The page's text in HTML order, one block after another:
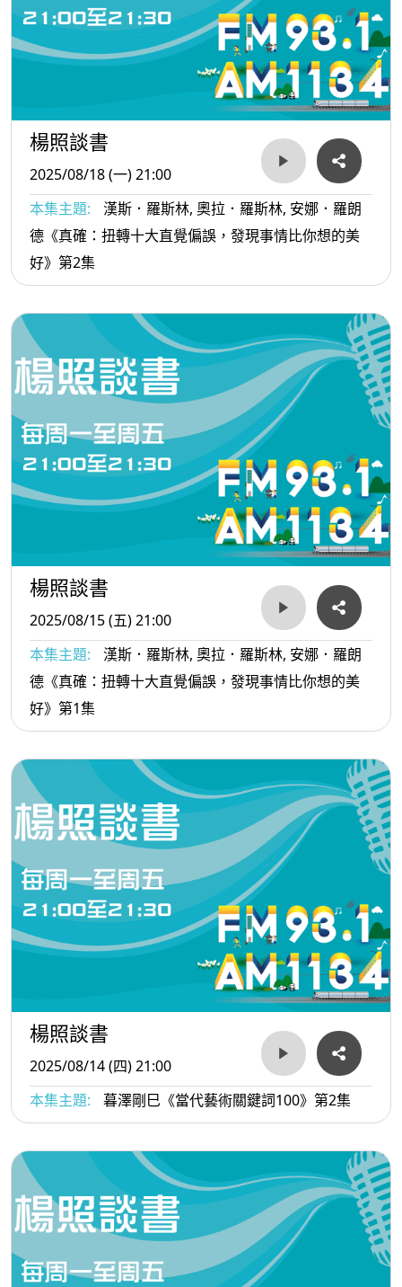
楊照談書
2025/08/18 (一) 21:00
本集主題:
漢斯．羅斯林, 奧拉．羅斯林, 安娜．羅朗
德《真確：扭轉十大直覺偏誤，發現事情比你想的美
好》第2集
楊照談書
2025/08/15 (五) 21:00
本集主題:
漢斯．羅斯林, 奧拉．羅斯林, 安娜．羅朗
德《真確：扭轉十大直覺偏誤，發現事情比你想的美
好》第1集
楊照談書
2025/08/14 (四) 21:00
本集主題:
暮澤剛巳《當代藝術關鍵詞100》第2集